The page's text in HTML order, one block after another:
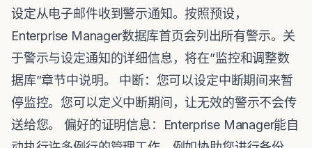
设定从电子邮件收到警示通知。按照预设，
Enterprise Manager数据库首页会列出所有警示。关
于警示与设定通知的详细信息，将在”监控和调整数
据库”章节中说明。 中断：您可以设定中断期间来暂
停监控。您可以定义中断期间，让无效的警示不会传
送给您。 偏好的证明信息：Enterprise Manager能自